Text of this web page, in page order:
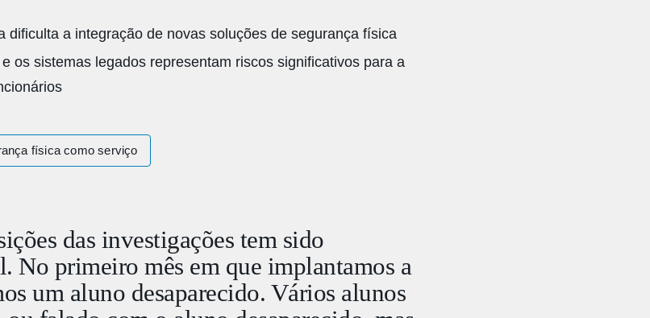
dificulta a integração de novas soluções de segurança física
os sistemas legados representam riscos significativos para a
física como serviço
das investigações tem sido
No primeiro mês em que implantamos a
um aluno desaparecido. Vários alunos